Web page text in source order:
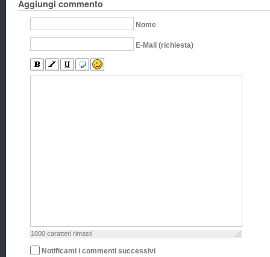
Aggiungi commento
Nome
E-Mail (richiesta)
1000 caratteri rimasti
Notificami i commenti successivi